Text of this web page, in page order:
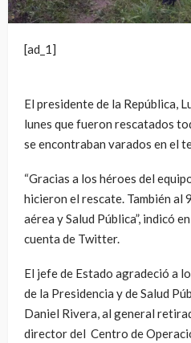
[ad_1]
El presidente de la República,
lunes que fueron rescatados
se encontraban varados en el
“Gracias a los héroes del
hicieron el rescate. También al
aérea y Salud Pública”, indicó
cuenta de Twitter.
El jefe de Estado agradeció a
de la Presidencia y de Salud
Daniel Rivera, al general
director del Centro de